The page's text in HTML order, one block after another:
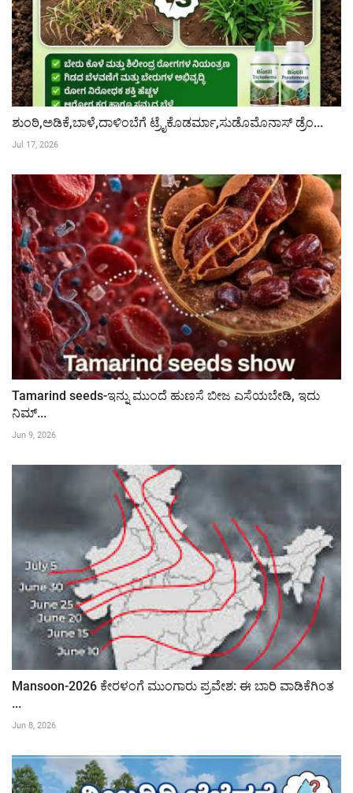
ಶುಂಠಿ,ಅಡಿಕೆ,ಬಾಳೆ,ದಾಳಿಂಬೆಗೆ ಟ್ರೈಕೊಡರ್ಮಾ,ಸುಡೊಮೊನಾಸ್ ಡ್ರೆಂ...
Jul 17, 2026
Tamarind seeds-ಇನ್ನು ಮುಂದೆ ಹುಣಸೆ ಬೀಜ ಎಸೆಯಬೇಡಿ, ಇದು
ನಿಮ್...
Jun 9, 2026
Mansoon-2026 ಕೇರಳಂಗೆ ಮುಂಗಾರು ಪ್ರವೇಶ: ಈ ಬಾರಿ ವಾಡಿಕೆಗಿಂತ
...
Jun 8, 2026